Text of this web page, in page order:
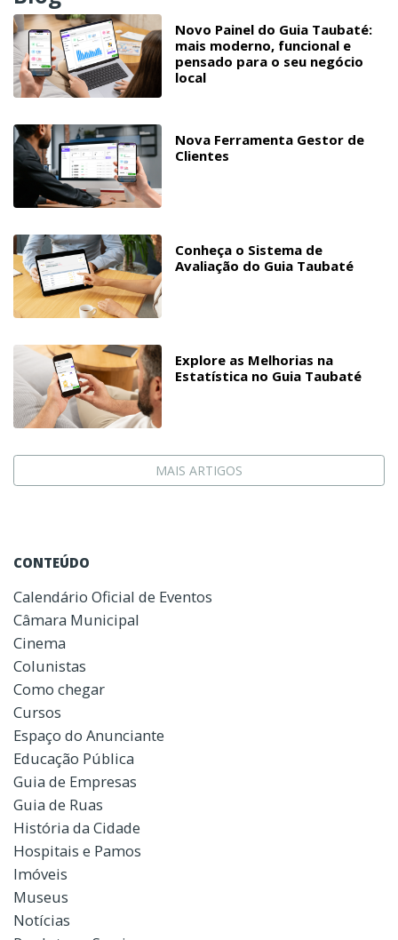
Novo Painel do Guia Taubaté:
mais moderno, funcional e
pensado para o seu negócio
local
Nova Ferramenta Gestor de
Clientes
Conheça o Sistema de
Avaliação do Guia Taubaté
Explore as Melhorias na
Estatística no Guia Taubaté
MAIS ARTIGOS
CONTEÚDO
Calendário Oficial de Eventos
Câmara Municipal
Cinema
Colunistas
Como chegar
Cursos
Espaço do Anunciante
Educação Pública
Guia de Empresas
Guia de Ruas
História da Cidade
Hospitais e Pamos
Imóveis
Museus
Notícias